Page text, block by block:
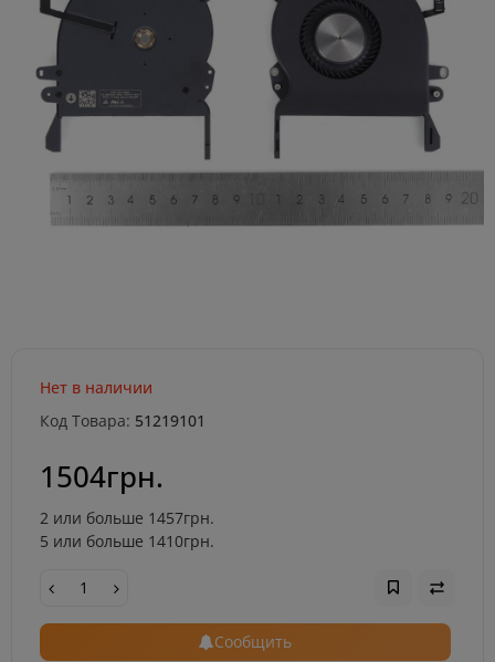
Нет в наличии
Код Товара: 51219101
1504грн.
2 или больше 1457грн.
5 или больше 1410грн.
Сообщить